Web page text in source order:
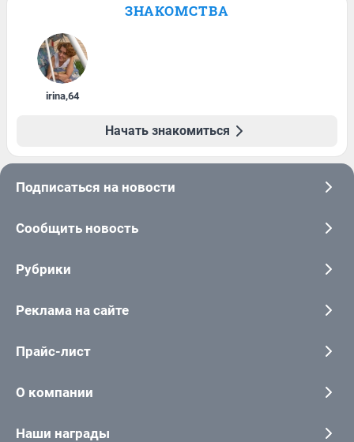
ЗНАКОМСТВА
irina,64
Начать знакомиться
Подписаться на новости
Сообщить новость
Рубрики
Реклама на сайте
Прайс-лист
О компании
Наши награды